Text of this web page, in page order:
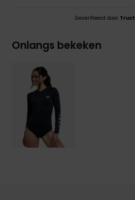
Geverifieerd door
Onlangs bekeken